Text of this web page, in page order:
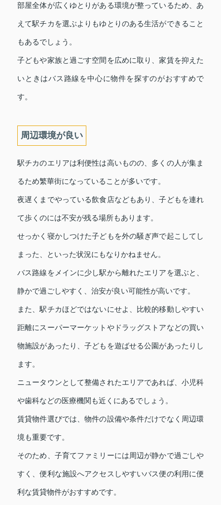
部屋全体が広くゆとりがある環境が整っているため、あ
えて駅チカを選ぶよりもゆとりのある生活ができること
もあるでしょう。
子どもや家族と過ごす空間を広めに取り、家賃を抑えた
いときはバス路線を中心に物件を探すのがおすすめで
す。
周辺環境が良い
駅チカのエリアは利便性は高いものの、多くの人が集ま
るため繁華街になっていることが多いです。
夜遅くまでやっている飲食店などもあり、子どもを連れ
て歩くのには不安が残る場所もあります。
せっかく寝かしつけた子どもを外の騒ぎ声で起こしてし
まった、といった状況にもなりかねません。
バス路線をメインに少し駅から離れたエリアを選ぶと、
静かで過ごしやすく、治安が良い可能性が高いです。
また、駅チカほどではないにせよ、比較的移動しやすい
距離にスーパーマーケットやドラッグストアなどの買い
物施設があったり、子どもを遊ばせる公園があったりし
ます。
ニュータウンとして整備されたエリアであれば、小児科
や歯科などの医療機関も近くにあるでしょう。
賃貸物件選びでは、物件の設備や条件だけでなく周辺環
境も重要です。
そのため、子育てファミリーには周辺が静かで過ごしや
すく、便利な施設へアクセスしやすいバス便の利用に便
利な賃貸物件がおすすめです。